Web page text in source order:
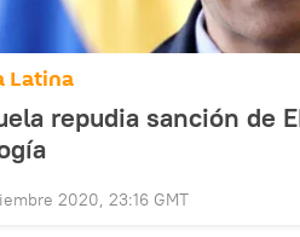
Latina
repudia sanción de
2020, 23:16 GMT